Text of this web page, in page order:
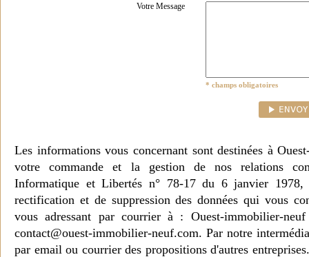
Votre Message
* champs obligatoires
Les informations vous concernant sont destinées à
votre commande et la gestion de nos relations
Informatique et Libertés n° 78-17 du 6 janvier 1978,
rectification et de suppression des données qui vous
vous adressant par courrier à : Ouest-immobilier-
contact@ouest-immobilier-neuf.com. Par notre
par email ou courrier des propositions d'autres